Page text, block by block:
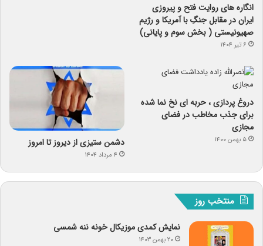
انگاره های روایت فتح و پیروزی
ایران در مقابل جنگِ با آمریکا و رژیم
صهیونیستی ( بخش سوم و پایانی)
۶ تیر ۱۴۰۴
دروغ پردازی ، حربه ای نخ نما شده
برای جذب مخاطب در فضای
مجازی
۵ بهمن ۱۴۰۰ دشمن ستیزی از دیروز تا امروز
۴ مرداد ۱۴۰۴
منتخب روز
نمایش کمدی موزیکال خونه ننه شمسی
۲۰ بهمن ۱۴۰۳